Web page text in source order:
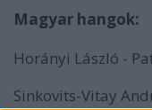
Magyar hangok:
Horányi László -
Sinkovits-Vitay